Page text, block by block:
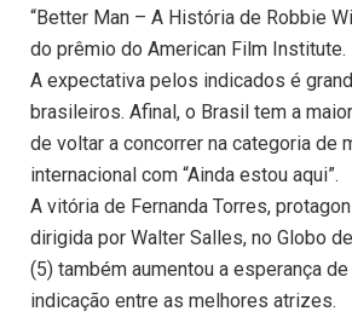
“Better Man – A História de Robbie
do prêmio do American Film Institute.
A expectativa pelos indicados é
brasileiros. Afinal, o Brasil tem a
de voltar a concorrer na categoria de
internacional com “Ainda estou aqui”.
A vitória de Fernanda Torres,
dirigida por Walter Salles, no Globo
(5) também aumentou a esperança
indicação entre as melhores atrizes.